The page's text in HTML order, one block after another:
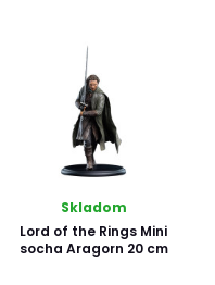
Skladom
Lord of the Rings Mini
socha Aragorn 20 cm